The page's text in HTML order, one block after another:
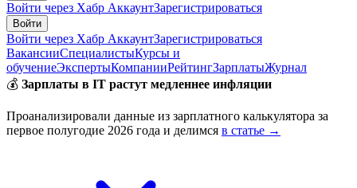
Войти через Хабр АккаунтЗарегистрироваться
Войти
Войти через Хабр АккаунтЗарегистрироваться
ВакансииСпециалистыКурсы и
обучениеЭкспертыКомпанииРейтингЗарплатыЖурнал
💰 Зарплаты в IT растут медленнее инфляции
Проанализировали данные из зарплатного калькулятора за
первое полугодие 2026 года и делимся в статье →